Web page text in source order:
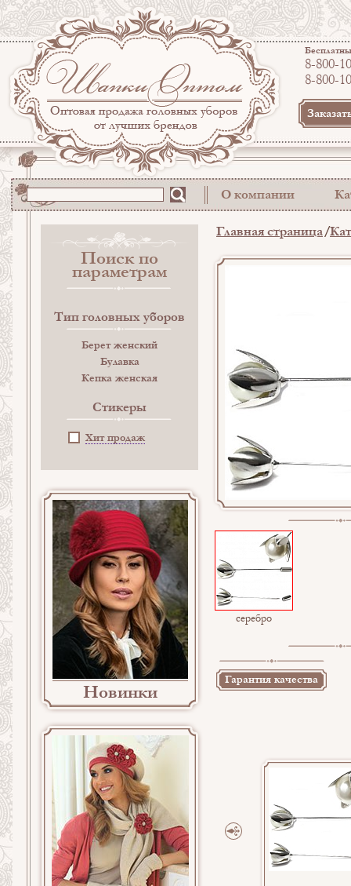
8-800-
8-800-
О компании
Поиск по
параметрам
Тип головных уборов
Берет женский
Булавка
Кепка женская
Стикеры
Хит продаж
Новинки
Главная страница
серебро
Гарантия качества